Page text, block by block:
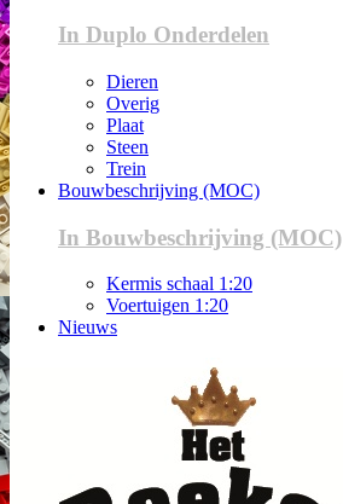
In Duplo Onderdelen
Dieren
Overig
Plaat
Steen
Trein
Bouwbeschrijving (MOC)
In Bouwbeschrijving (MOC)
Kermis schaal 1:20
Voertuigen 1:20
Nieuws